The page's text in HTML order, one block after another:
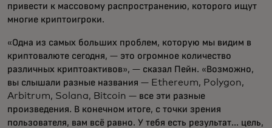
привести к массовому распространению, которого ищут
многие криптоигроки.
«Одна из самых больших проблем, которую мы видим в
криптовалюте сегодня, — это огромное количество
различных криптоактивов», — сказал Пейн. «Возможно,
вы слышали разные названия — Ethereum, Polygon,
Arbitrum, Solana, Bitcoin — все эти разные
произведения. В конечном итоге, с точки зрения
пользователя, вам всё равно. У тебя есть результат... цель,